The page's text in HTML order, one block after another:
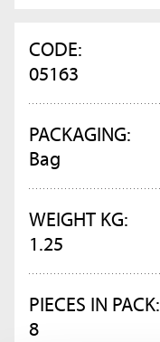
CODE:
05163
PACKAGING:
Bag
WEIGHT KG:
1.25
PIECES IN PACK:
8